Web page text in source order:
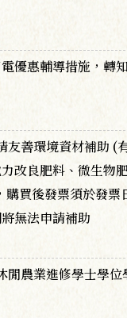
優惠輔導措施，轉
友善環境資材補助 (
改良肥料、微生物
購買後發票須於發票
無法申請補助
閒農業進修學士學